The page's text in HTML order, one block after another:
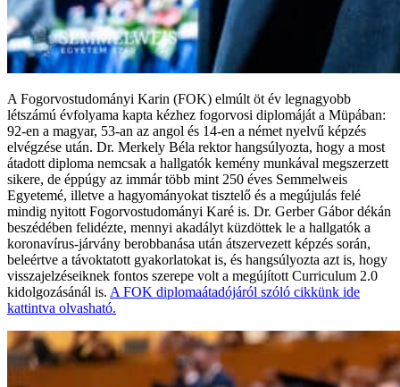
A Fogorvostudományi Karin (FOK) elmúlt öt év legnagyobb
létszámú évfolyama kapta kézhez fogorvosi diplomáját a Müpában:
92-en a magyar, 53-an az angol és 14-en a német nyelvű képzés
elvégzése után. Dr. Merkely Béla rektor hangsúlyozta, hogy a most
átadott diploma nemcsak a hallgatók kemény munkával megszerzett
sikere, de éppúgy az immár több mint 250 éves Semmelweis
Egyetemé, illetve a hagyományokat tisztelő és a megújulás felé
mindig nyitott Fogorvostudományi Karé is. Dr. Gerber Gábor dékán
beszédében felidézte, mennyi akadályt küzdöttek le a hallgatók a
koronavírus-járvány berobbanása után átszervezett képzés során,
beleértve a távoktatott gyakorlatokat is, és hangsúlyozta azt is, hogy
visszajelzéseiknek fontos szerepe volt a megújított Curriculum 2.0
kidolgozásánál is. A FOK diplomaátadójáról szóló cikkünk ide
kattintva olvasható.